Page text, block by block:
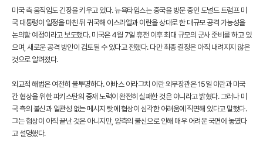
미국 측 움직임도 긴장을 키우고 있다. 뉴욕타임스는 중국을 방문 중인 도널드 트럼프 미
국 대통령이 일정을 마친 뒤 귀국해 이스라엘과 이란을 상대로 한 대규모 공격 가능성을
논의할 예정이라고 보도했다. 미국은 4월 7일 휴전 이후 최대 규모의 군사 준비를 하고 있
으며, 새로운 공격 방안이 검토될 수 있다고 전했다. 다만 최종 결정은 아직 내려지지 않은
것으로 알려졌다.
외교적 해법은 여전히 불투명하다. 아바스 아라그치 이란 외무장관은 15일 이란과 미국
간 협상을 위한 파키스탄의 중재 노력이 완전히 실패한 것은 아니라고 밝혔다. 그러나 미
국 측의 불신과 일관성 없는 메시지 탓에 협상이 심각한 어려움에 직면해 있다고 말했다.
그는 협상이 아직 끝난 것은 아니지만, 양측의 불신으로 인해 매우 어려운 국면에 놓였다
고 설명했다.